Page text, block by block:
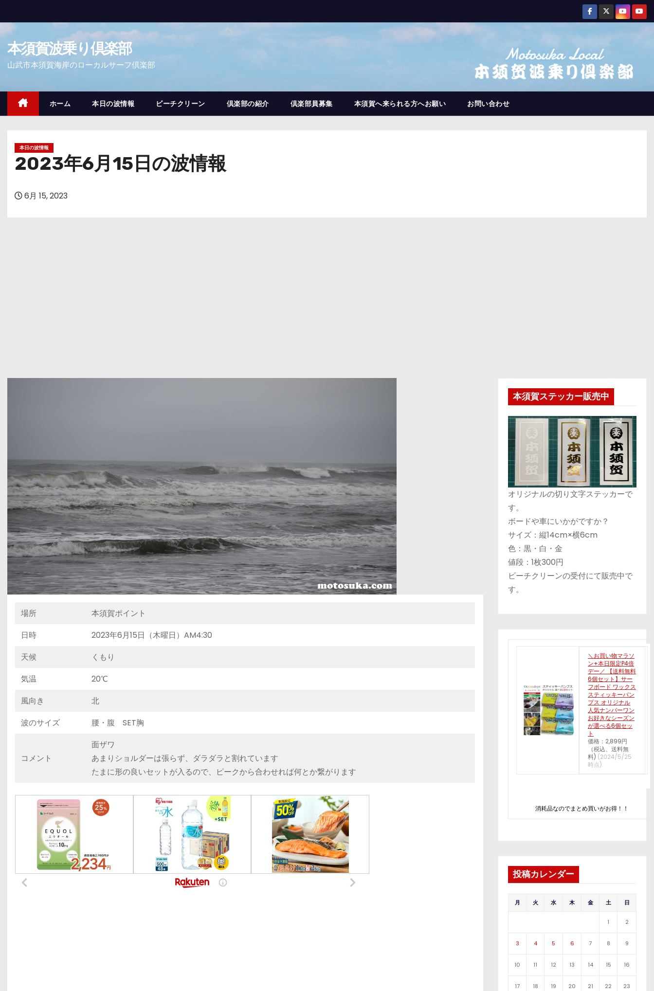
ン
テ
ッ
本須賀波乗り倶楽部
山武市本須賀海岸のローカルサーフ倶楽部
ホーム 本日の波情報 ビーチクリーン 倶楽部の紹介 倶楽部員募集 本須賀へ来られる方へお願い お問い合わせ
本日の波情報
2023年6月15日の波情報
6月 15, 2023
場所
本須賀ポイント
日時
2023年6月15日（木曜日）AM4:30
天候
くもり
気温
20℃
風向き
北
波のサイズ
腰・腹 SET胸
コメント
面ザワ
あまりショルダーは張らず、ダラダラと割れています
たまに形の良いセットが入るので、ピークから合わせれば何とか繋がります
本須賀ステッカー販売中
オリジナルの切り文字ステッカーで
す。
ボードや車にいかがですか？
サイズ：縦14cm×横6cm
色：黒・白・金
値段：1枚300円
ビーチクリーンの受付にて販売中で
す。
＼お買い物マラソ
ン+本日限定P4倍
デー／ 【送料無料
6個セット】サー
フボード ワックス
スティッキーバン
プス オリジナル
人気ナンバーワン
お好きなシーズン
が選べる6個セッ
ト
価格：2,899円
（税込、送料無
料) (2024/5/25
時点)
消耗品なのでまとめ買いがお得！！
投稿カレンダー
月 火 水 木 金 土 日
1 2
3 4 5 6 7 8 9
10 11 12 13 14 15 16
17 18 19 20 21 22 23